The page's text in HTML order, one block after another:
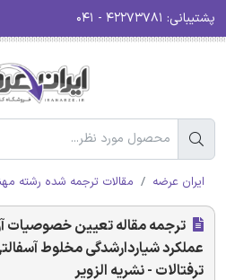
پشتیبانی:
ایران عرضه مقالات ترجمه شده رشته
ترجمه مقاله تعیین خصوصیات
عملکرد شیاردارشدگی مخلوط‌
ترفتالات - نشریه الزویر